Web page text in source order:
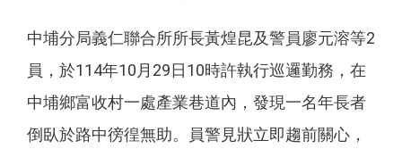
中埔分局義仁聯合所所長黃煌昆及警員廖元溶等2
員，於114年10月29日10時許執行巡邏勤務，在
中埔鄉富收村一處產業巷道內，發現一名年長者
倒臥於路中徬徨無助。員警見狀立即趨前關心，